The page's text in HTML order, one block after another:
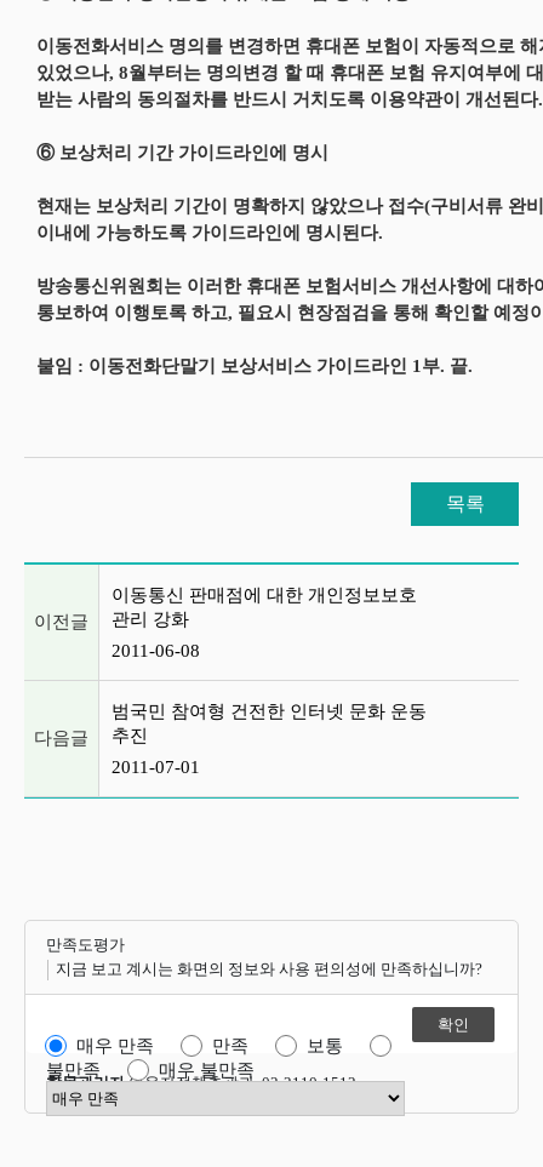
이동전화서비스 명의를 변경하면 휴대폰 보험이 자동적으로
있었으나, 8월부터는 명의변경 할 때 휴대폰 보험 유지여부에
받는 사람의 동의절차를 반드시 거치도록 이용약관이 개선된
⑥ 보상처리 기간 가이드라인에 명시
현재는 보상처리 기간이 명확하지 않았으나 접수(구비서류 완
이내에 가능하도록 가이드라인에 명시된다.
방송통신위원회는 이러한 휴대폰 보험서비스 개선사항에 대하
통보하여 이행토록 하고, 필요시 현장점검을 통해 확인할 예정
붙임 : 이동전화단말기 보상서비스 가이드라인 1부. 끝.
목록
이전글
이동통신 판매점에 대한 개인정보보호
관리 강화
2011-06-08
다음글
범국민 참여형 건전한 인터넷 문화 운동
추진
2011-07-01
만족도평가
지금 보고 계시는 화면의 정보와 사용 편의성에 만족하십니까?
매우 만족 만족
보통
불만족
매우 불만족
만족도 점수 선택
항목관리자이용자정책총괄과 02-2110-1512